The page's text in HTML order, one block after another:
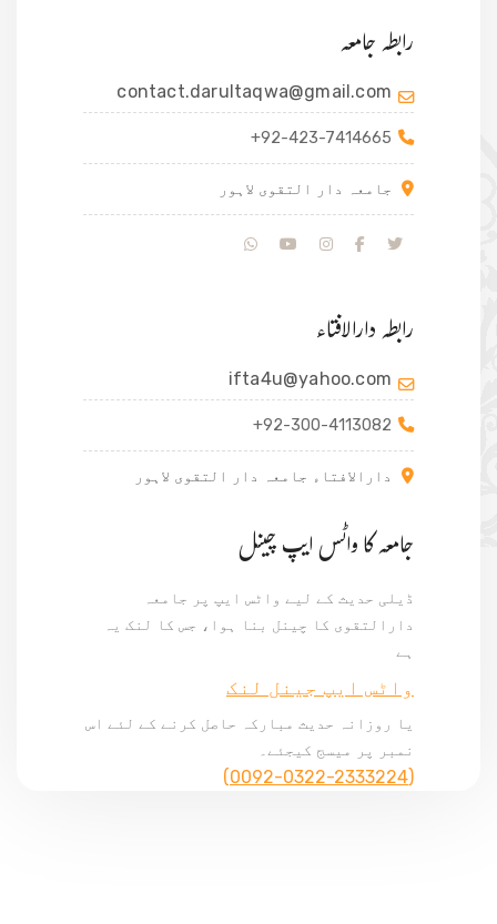
رابطہ جامعہ
contact.darultaqwa@gmail.com
+92-423-7414665
جامعہ دار التقوی لاہور
رابطہ دارالافتاء
ifta4u@yahoo.com
+92-300-4113082
دارالافتاء جامعہ دار التقوی لاہور
جامعہ کا واٹس ایپ چینل
ڈیلی حدیث کے لیے واٹس ایپ پر جامعہ
دارالتقوی کا چینل بنا ہوا، جس کا لنک یہ
ہے
واٹس ایپ جینل لنک
یا روزانہ حدیث مبارکہ حاصل کرنے کے لئے اس
نمبر پر میسج کیجئے۔
(0092-0322-2333224)